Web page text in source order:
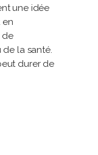
une idée
en
de
la santé.
durer de